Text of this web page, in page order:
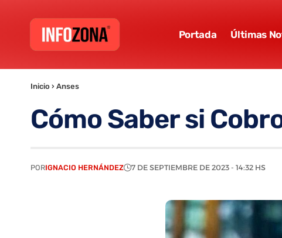
Portada Últimas
Inicio › Anses
Cómo Saber si
PORIGNACIO HERNÁNDEZ 7 DE SEPTIEMBRE DE 2023 - 14:32 HS